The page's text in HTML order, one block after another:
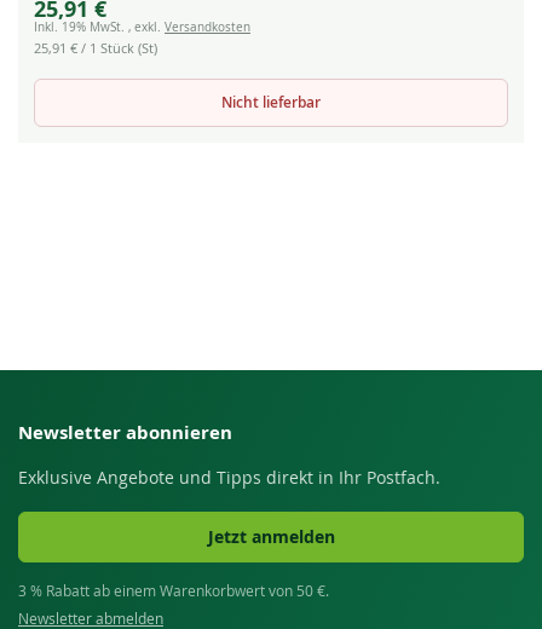
Price
25,91 €
Inkl. 19% MwSt. , exkl. Versandkosten
25,91 € / 1 Stück (St)
Nicht lieferbar
Newsletter abonnieren
Exklusive Angebote und Tipps direkt in Ihr Postfach.
Jetzt anmelden
3 % Rabatt ab einem Warenkorbwert von 50 €.
Newsletter abmelden